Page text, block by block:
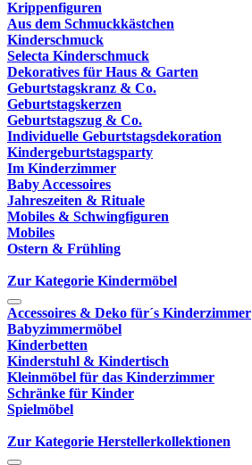
Krippenfiguren
Aus dem Schmuckkästchen
Kinderschmuck
Selecta Kinderschmuck
Dekoratives für Haus & Garten
Geburtstagskranz & Co.
Geburtstagskerzen
Geburtstagszug & Co.
Individuelle Geburtstagsdekoration
Kindergeburtstagsparty
Im Kinderzimmer
Baby Accessoires
Jahreszeiten & Rituale
Mobiles & Schwingfiguren
Mobiles
Ostern & Frühling
Zur Kategorie Kindermöbel
Accessoires & Deko für´s Kinderzimmer
Babyzimmermöbel
Kinderbetten
Kinderstuhl & Kindertisch
Kleinmöbel für das Kinderzimmer
Schränke für Kinder
Spielmöbel
Zur Kategorie Herstellerkollektionen